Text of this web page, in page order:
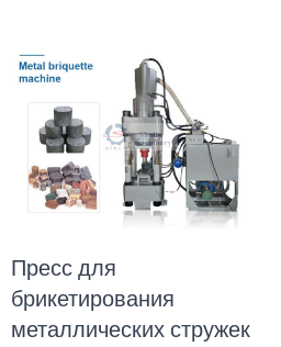
Пресс для
брикетирования
металлических стружек